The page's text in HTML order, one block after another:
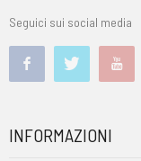
Seguici sui social media
INFORMAZIONI